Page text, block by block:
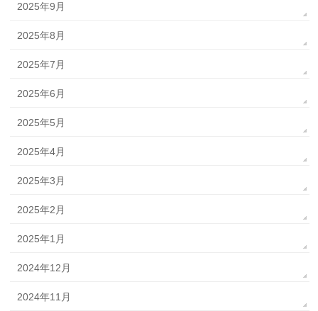
2025年9月
2025年8月
2025年7月
2025年6月
2025年5月
2025年4月
2025年3月
2025年2月
2025年1月
2024年12月
2024年11月